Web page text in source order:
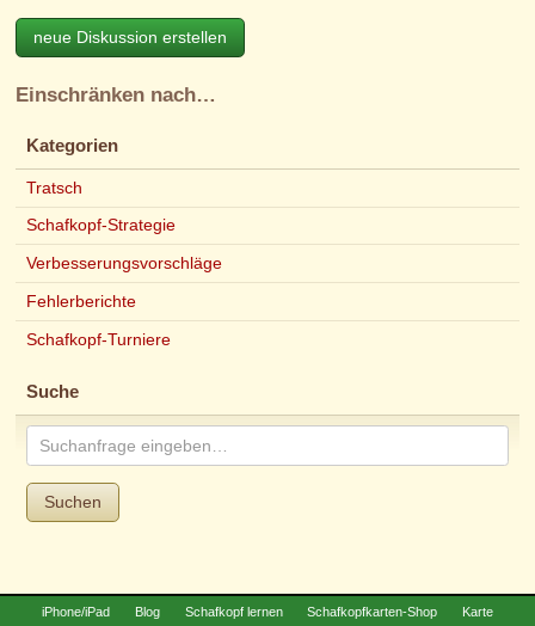
neue Diskussion erstellen
Einschränken nach…
Kategorien
Tratsch
Schafkopf-Strategie
Verbesserungsvorschläge
Fehlerberichte
Schafkopf-Turniere
Suche
Suchen
iPhone/iPad Blog Schafkopf lernen Schafkopfkarten-Shop Karte